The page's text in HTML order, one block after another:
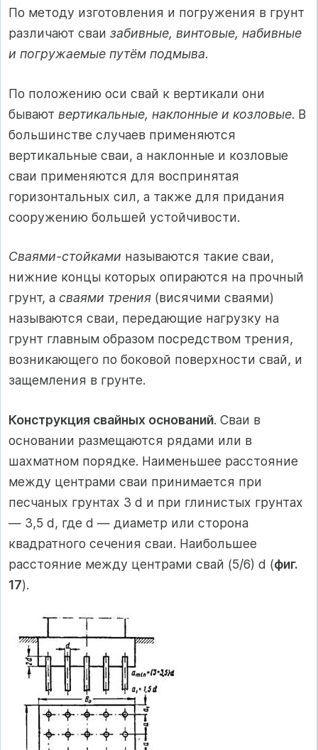
По методу изготовления и погружения в грунт
различают сваи забивные, винтовые, набивные
и погружаемые путём подмыва.
По положению оси свай к вертикали они
бывают вертикальные, наклонные и козловые. В
большинстве случаев применяются
вертикальные сваи, а наклонные и козловые
сваи применяются для воспринятая
горизонтальных сил, а также для придания
сооружению большей устойчивости.
Сваями-стойками называются такие сваи,
нижние концы которых опираются на прочный
грунт, а сваями трения (висячими сваями)
называются сваи, передающие нагрузку на
грунт главным образом посредством трения,
возникающего по боковой поверхности свай, и
защемления в грунте.
Конструкция свайных оснований. Сваи в
основании размещаются рядами или в
шахматном порядке. Наименьшее расстояние
между центрами сваи принимается при
песчаных грунтах 3 d и при глинистых грунтах
— 3,5 d, где d — диаметр или сторона
квадратного сечения сваи. Наибольшее
расстояние между центрами свай (5/6) d (фиг.
17).